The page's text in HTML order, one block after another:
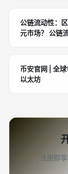
公链流动性：
元市场？ 公链流动性：区块链交易的核心引擎，如何驱动
币安官网 | 全
以太坊
注册即